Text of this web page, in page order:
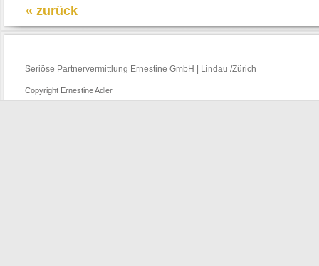
« zurück
Seriöse Partnervermittlung Ernestine GmbH | Lindau /Zürich
Copyright Ernestine Adler